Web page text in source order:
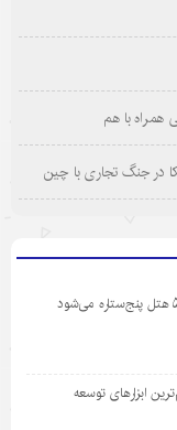
با هم
در جنگ تجاری با چین
ابزارهای توسعه